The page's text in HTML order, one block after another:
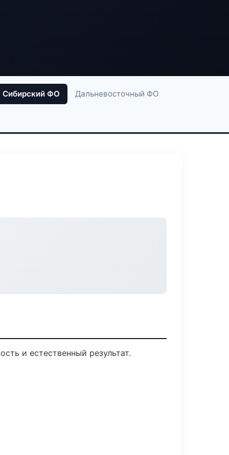
Сибирский ФО Дальневосточный ФО
и естественный результат.